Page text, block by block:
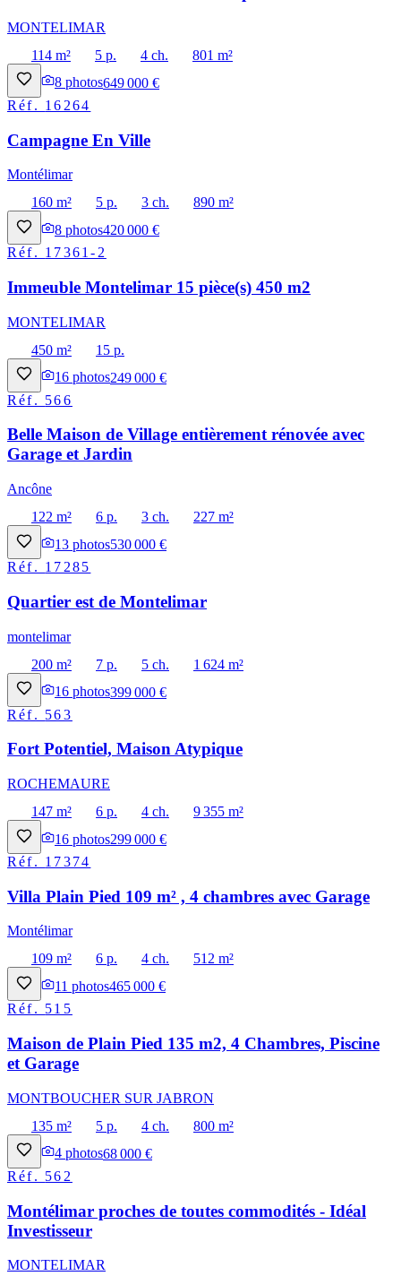
MONTELIMAR
114 m²
5 p. 4 ch.
801 m²
8 photos649 000 €
Réf. 16264
Campagne En Ville
Montélimar
160 m²
5 p. 3 ch.
890 m²
8 photos420 000 €
Réf. 17361-2
Immeuble Montelimar 15 pièce(s) 450 m2
MONTELIMAR
450 m²
15 p.
16 photos249 000 €
Réf. 566
Belle Maison de Village entièrement rénovée avec
Garage et Jardin
Ancône
122 m²
6 p. 3 ch.
227 m²
13 photos530 000 €
Réf. 17285
Quartier est de Montelimar
montelimar
200 m²
7 p. 5 ch.
1 624 m²
16 photos399 000 €
Réf. 563
Fort Potentiel, Maison Atypique
ROCHEMAURE
147 m²
6 p. 4 ch.
9 355 m²
16 photos299 000 €
Réf. 17374
Villa Plain Pied 109 m² , 4 chambres avec Garage
Montélimar
109 m²
6 p. 4 ch.
512 m²
11 photos465 000 €
Réf. 515
Maison de Plain Pied 135 m2, 4 Chambres, Piscine
et Garage
MONTBOUCHER SUR JABRON
135 m²
5 p. 4 ch.
800 m²
4 photos68 000 €
Réf. 562
Montélimar proches de toutes commodités - Idéal
Investisseur
MONTELIMAR